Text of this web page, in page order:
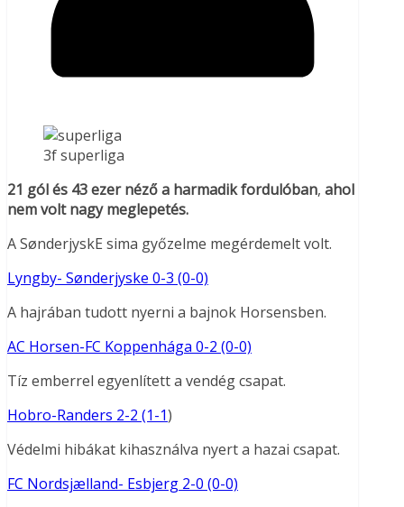
3f superliga
21 gól és 43 ezer néző a harmadik fordulóban, ahol
nem volt nagy meglepetés.
A SønderjyskE sima győzelme megérdemelt volt.
Lyngby- Sønderjyske 0-3 (0-0)
A hajrában tudott nyerni a bajnok Horsensben.
AC Horsen-FC Koppenhága 0-2 (0-0)
Tíz emberrel egyenlített a vendég csapat.
Hobro-Randers 2-2 (1-1)
Védelmi hibákat kihasználva nyert a hazai csapat.
FC Nordsjælland- Esbjerg 2-0 (0-0)